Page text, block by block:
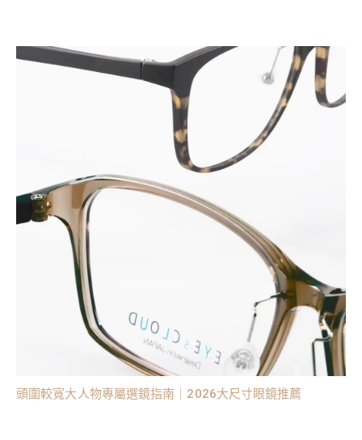
頭圍較寬大人物專屬選鏡指南｜2026大尺寸眼鏡推薦